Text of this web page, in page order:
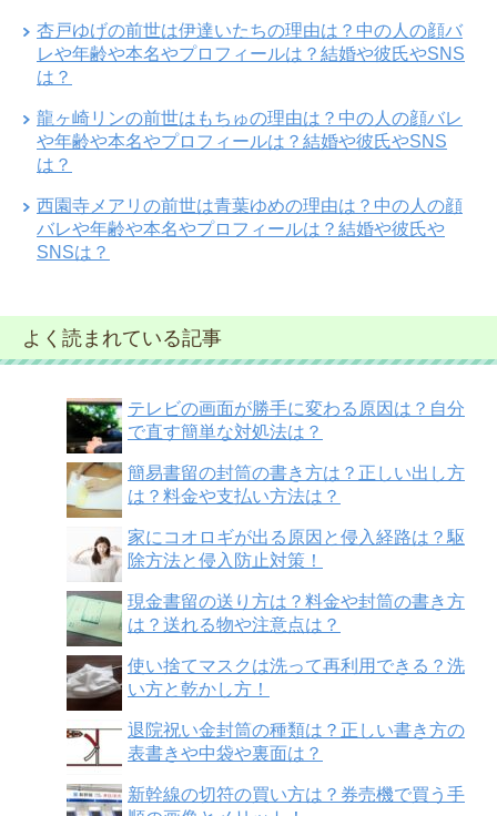
杏戸ゆげの前世は伊達いたちの理由は？中の人の顔バ
レや年齢や本名やプロフィールは？結婚や彼氏やSNS
は？
龍ヶ崎リンの前世はもちゅの理由は？中の人の顔バレ
や年齢や本名やプロフィールは？結婚や彼氏やSNS
は？
西園寺メアリの前世は青葉ゆめの理由は？中の人の顔
バレや年齢や本名やプロフィールは？結婚や彼氏や
SNSは？
よく読まれている記事
テレビの画面が勝手に変わる原因は？自分
で直す簡単な対処法は？
簡易書留の封筒の書き方は？正しい出し方
は？料金や支払い方法は？
家にコオロギが出る原因と侵入経路は？駆
除方法と侵入防止対策！
現金書留の送り方は？料金や封筒の書き方
は？送れる物や注意点は？
使い捨てマスクは洗って再利用できる？洗
い方と乾かし方！
退院祝い金封筒の種類は？正しい書き方の
表書きや中袋や裏面は？
新幹線の切符の買い方は？券売機で買う手